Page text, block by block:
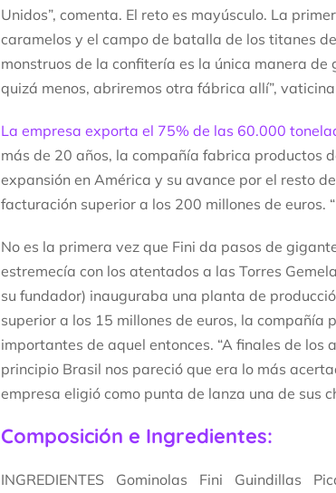
Unidos”, comenta. El reto es mayúsculo. La
caramelos y el campo de batalla de los titanes
monstruos de la confitería es la única manera
quizá menos, abriremos otra fábrica allí”,
La empresa exporta el 75% de las 60.000
más de 20 años, la compañía fabrica productos
expansión en América y su avance por el resto
facturación superior a los 200 millones de euros.
No es la primera vez que Fini da pasos de
estremecía con los atentados a las Torres
su fundador) inauguraba una planta de
superior a los 15 millones de euros, la
importantes de aquel entonces. “A finales de
principio Brasil nos pareció que era lo más
empresa eligió como punta de lanza una de sus
Composición e Ingredientes:
INGREDIENTES Gominolas Fini Guindillas